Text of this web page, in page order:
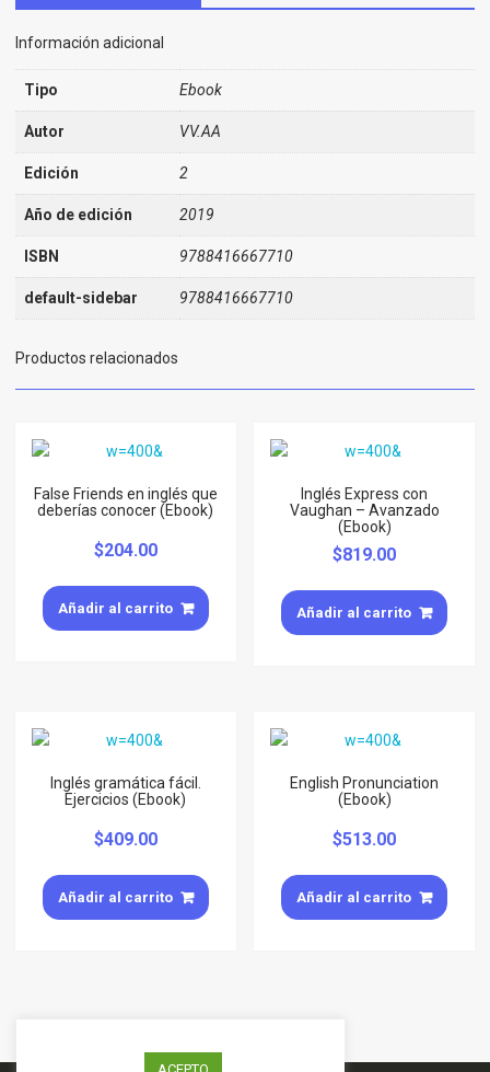
Información adicional
Tipo Ebook
Autor VV.AA
Edición 2
Año de edición 2019
ISBN 9788416667710
default-sidebar 9788416667710
Productos relacionados
False Friends en inglés que
deberías conocer (Ebook)
$204.00
Añadir al carrito
Inglés Express con
Vaughan – Avanzado
(Ebook)
$819.00
Añadir al carrito
Inglés gramática fácil.
Ejercicios (Ebook)
$409.00
Añadir al carrito
English Pronunciation
(Ebook)
$513.00
Añadir al carrito